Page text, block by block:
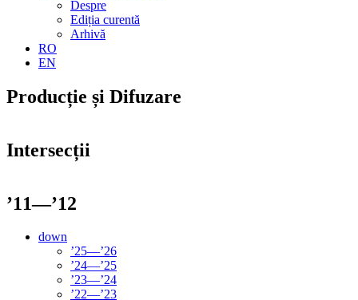
Despre
Ediția curentă
Arhivă
RO
EN
Producție și Difuzare
Intersecții
’11—’12
down
’25—’26
’24—’25
’23—’24
’22—’23